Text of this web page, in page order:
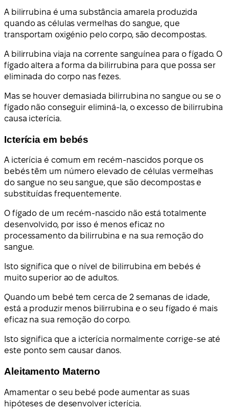
A bilirrubina é uma substância amarela produzida
quando as células vermelhas do sangue, que
transportam oxigénio pelo corpo, são decompostas.
A bilirrubina viaja na corrente sanguínea para o fígado. O
fígado altera a forma da bilirrubina para que possa ser
eliminada do corpo nas fezes.
Mas se houver demasiada bilirrubina no sangue ou se o
fígado não conseguir eliminá-la, o excesso de bilirrubina
causa icterícia.
Icterícia em bebés
A icterícia é comum em recém-nascidos porque os
bebés têm um número elevado de células vermelhas
do sangue no seu sangue, que são decompostas e
substituídas frequentemente.
O fígado de um recém-nascido não está totalmente
desenvolvido, por isso é menos eficaz no
processamento da bilirrubina e na sua remoção do
sangue.
Isto significa que o nível de bilirrubina em bebés é
muito superior ao de adultos.
Quando um bebé tem cerca de 2 semanas de idade,
está a produzir menos bilirrubina e o seu fígado é mais
eficaz na sua remoção do corpo.
Isto significa que a icterícia normalmente corrige-se até
este ponto sem causar danos.
Aleitamento Materno
Amamentar o seu bebé pode aumentar as suas
hipóteses de desenvolver icterícia.